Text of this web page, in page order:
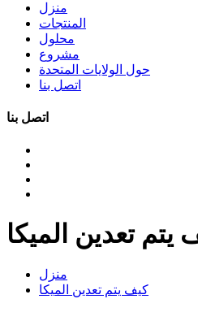
منزل
المنتجات
محلول
مشروع
حول الولايات المتحدة
اتصل بنا
اتصل بنا
يتم تعدين الميكا
منزل
كيف يتم تعدين الميكا